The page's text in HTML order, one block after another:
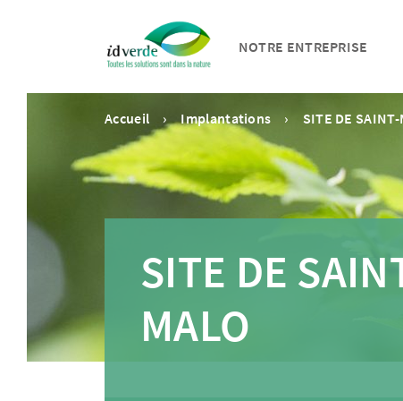
NOTRE ENTREPRISE
Accueil Implantations SITE DE SAINT-
SITE DE
MALO